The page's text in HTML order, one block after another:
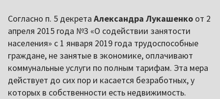
Согласно п. 5 декрета Александра Лукашенко от 2
апреля 2015 года №3 «О содействии занятости
населения» с 1 января 2019 года трудоспособные
граждане, не занятые в экономике, оплачивают
коммунальные услуги по полным тарифам. Эта мера
действует до сих пор и касается безработных, у
которых в собственности есть недвижимость.